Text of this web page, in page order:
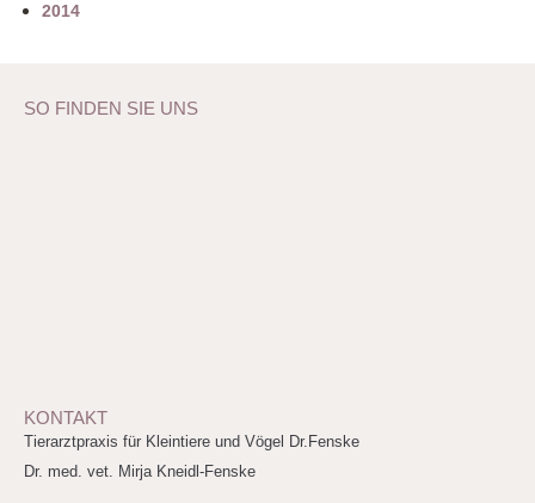
2014
SO FINDEN SIE UNS
KONTAKT
Tierarztpraxis für Kleintiere und Vögel Dr.Fenske
Dr. med. vet. Mirja Kneidl-Fenske